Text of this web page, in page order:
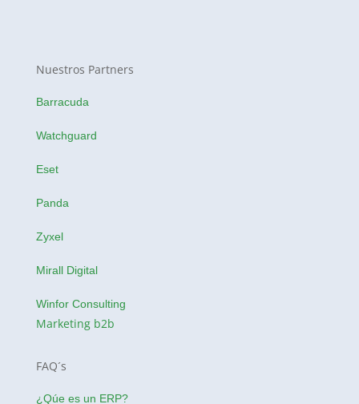
Nuestros Partners
Barracuda
Watchguard
Eset
Panda
Zyxel
Mirall Digital
Winfor Consulting
Marketing b2b
FAQ´s
¿Qúe es un ERP?